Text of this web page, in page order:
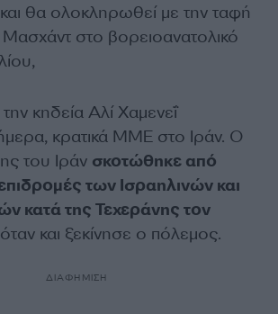
και θα ολοκληρωθεί με την ταφή
στο βορειοανατολικό
κηδεία Αλί Χαμενεΐ
κρατικά ΜΜΕ στο Ιράν. Ο
του Ιράν σκοτώθηκε από
των Ισραηλινών και
κατά της Τεχεράνης τον
και ξεκίνησε ο πόλεμος.
ΔΙΑΦΗΜΙΣΗ